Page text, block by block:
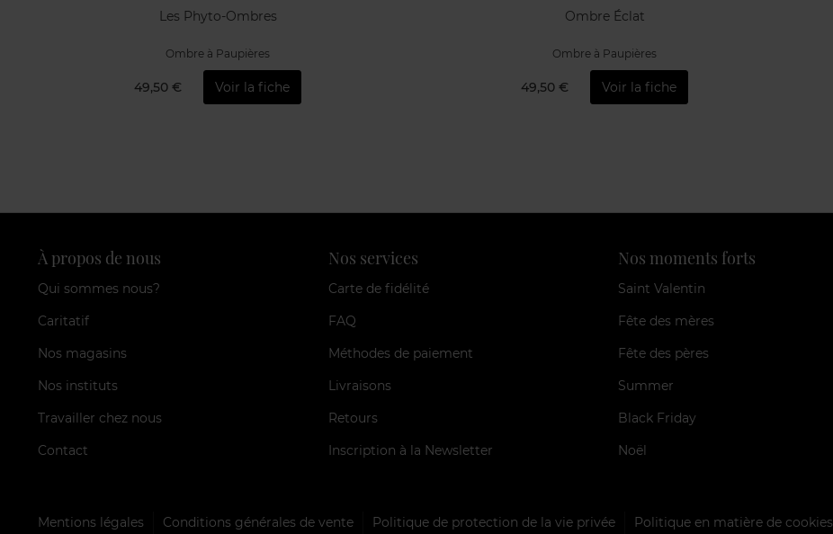
Les Phyto-Ombres
Ombre à Paupières
49,50 € Voir la fiche
Ombre Éclat
Ombre à Paupières
49,50 € Voir la fiche
À propos de nous
Qui sommes nous?
Caritatif
Nos magasins
Nos instituts
Travailler chez nous
Contact
Nos services
Carte de fidélité
FAQ
Méthodes de paiement
Livraisons
Retours
Inscription à la Newsletter
Nos moments forts
Saint Valentin
Fête des mères
Fête des pères
Summer
Black Friday
Noël
Mentions légales Conditions générales de vente Politique de protection de la vie privée Politique en matière de cookies